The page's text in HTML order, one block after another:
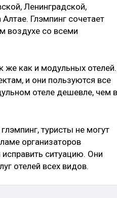
Ленинградской,
Глэмпинг сочетает
воздухе со всеми
же как и модульных отелей.
и они пользуются все
отеле дешевле, чем в
туристы не могут
организаторов
ситуацию. Они
отелей всех видов.